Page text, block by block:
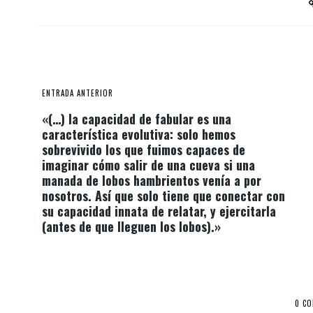
ENTRADA ANTERIOR
«(…) la capacidad de fabular es una
característica evolutiva: solo hemos
sobrevivido los que fuimos capaces de
imaginar cómo salir de una cueva si una
manada de lobos hambrientos venía a por
nosotros. Así que solo tiene que conectar con
su capacidad innata de relatar, y ejercitarla
(antes de que lleguen los lobos).»
0